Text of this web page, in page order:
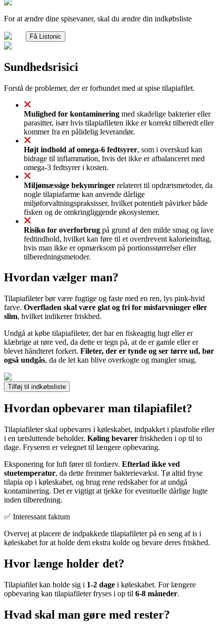
For at ændre dine spisevaner, skal du ændre din indkøbsliste
Få Listonic
Sundhedsrisici
Forstå de problemer, der er forbundet med at spise tilapiafilet.
Mulighed for kontaminering med skadelige bakterier eller
parasitter, især hvis tilapiafileten ikke er korrekt tilberedt eller
kommer fra en pålidelig leverandør.
Højt indhold af omega-6 fedtsyrer, som i overskud kan
bidrage til inflammation, hvis det ikke er afbalanceret med
omega-3 fedtsyrer i kosten.
Miljømæssige bekymringer relateret til opdrætsmetoder, da
nogle tilapiafarme kan anvende dårlige
miljøforvaltningspraksisser, hvilket potentielt påvirker både
fisken og de omkringliggende økosystemer.
Risiko for overforbrug på grund af den milde smag og lave
fedtindhold, hvilket kan føre til et overdrevent kalorieindtag,
hvis man ikke er opmærksom på portionsstørrelser eller
tilberedningsmetoder.
Hvordan vælger man?
Tilapiafileter bør være fugtige og faste med en ren, lys pink-hvid
farve. Overfladen skal være glat og fri for misfarvninger eller
slim, hvilket indikerer friskhed.
Undgå at købe tilapiafileter, der har en fiskeagtig lugt eller er
klæbrige at røre ved, da dette er tegn på, at de er gamle eller er
blevet håndteret forkert. Fileter, der er tynde og ser tørre ud, bør
også undgås, da de let kan blive overkogte og mangler smag.
Tilføj til indkøbsliste
Hvordan opbevarer man tilapiafilet?
Tilapiafileter skal opbevares i køleskabet, indpakket i plastfolie eller
i en tætsluttende beholder. Køling bevarer friskheden i op til to
dage. Fryseren er velegnet til længere opbevaring.
Eksponering for luft fører til fordærv. Efterlad ikke ved
stuetemperatur, da dette fremmer bakterievækst. Tø altid fryse
tilapia op i køleskabet, og brug rene redskaber for at undgå
kontaminering. Det er vigtigt at tjekke for eventuelle dårlige lugte
inden tilberedning.
✅ Interessant faktum
Overvej at placere de indpakkede tilapiafileter på en seng af is i
køleskabet for at holde dem ekstra kolde og bevare deres friskhed.
Hvor længe holder det?
Tilapiafilet kan holde sig i 1-2 dage i køleskabet. For længere
opbevaring kan tilapiafileter fryses i op til 6-8 måneder.
Hvad skal man gøre med rester?